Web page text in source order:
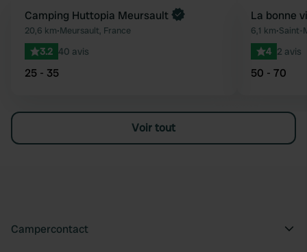
Préféré
Reserve maintenant
Camping Huttopia Meursault
20,6 km•Meursault, France
3.2 40 avis
25 - 35
La bonne
6,1 km•Saint-
4 2 avis
50 - 70
Voir tout
Campercontact